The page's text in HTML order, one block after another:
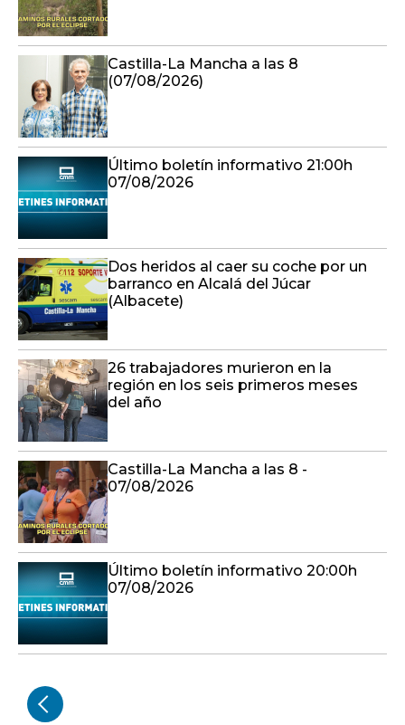
Castilla-La Mancha a las 8
(07/08/2026)
Último boletín informativo 21:00h
07/08/2026
Dos heridos al caer su coche por un
barranco en Alcalá del Júcar
(Albacete)
26 trabajadores murieron en la
región en los seis primeros meses
del año
Castilla-La Mancha a las 8 -
07/08/2026
Último boletín informativo 20:00h
07/08/2026